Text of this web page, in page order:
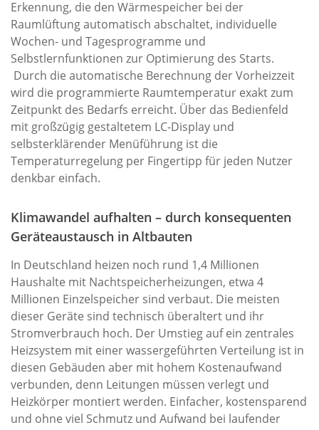
Erkennung, die den Wärmespeicher bei der
Raumlüftung automatisch abschaltet, individuelle
Wochen- und Tagesprogramme und
Selbstlernfunktionen zur Optimierung des Starts.
Durch die automatische Berechnung der Vorheizzeit
wird die programmierte Raumtemperatur exakt zum
Zeitpunkt des Bedarfs erreicht. Über das Bedienfeld
mit großzügig gestaltetem LC-Display und
selbsterklärender Menüführung ist die
Temperaturregelung per Fingertipp für jeden Nutzer
denkbar einfach.
Klimawandel aufhalten – durch konsequenten
Geräteaustausch in Altbauten
In Deutschland heizen noch rund 1,4 Millionen
Haushalte mit Nachtspeicherheizungen, etwa 4
Millionen Einzelspeicher sind verbaut. Die meisten
dieser Geräte sind technisch überaltert und ihr
Stromverbrauch hoch. Der Umstieg auf ein zentrales
Heizsystem mit einer wassergeführten Verteilung ist in
diesen Gebäuden aber mit hohem Kostenaufwand
verbunden, denn Leitungen müssen verlegt und
Heizkörper montiert werden. Einfacher, kostensparend
und ohne viel Schmutz und Aufwand bei laufender